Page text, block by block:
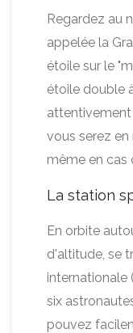
Regardez au
appelée la
étoile sur le
étoile double
vous serez en
même en cas
La station
En orbite
d'altitude, se
internationale
six
pouvez